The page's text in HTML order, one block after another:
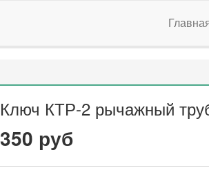
Ключ КТР-2 рычажный
350 руб